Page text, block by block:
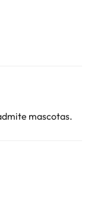
mascotas.